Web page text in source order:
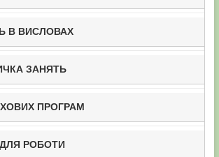
В ВИСЛОВАХ
ЗАНЯТЬ
ПРОГРАМ
РОБОТИ